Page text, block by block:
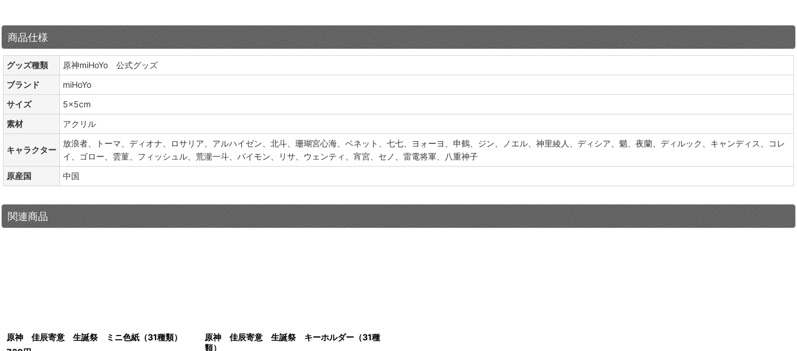
商品仕様
グッズ種類
原神miHoYo 公式グッズ
ブランド
miHoYo
サイズ
5×5cm
素材
アクリル
キャラクター
放浪者、トーマ、ディオナ、ロサリア、アルハイゼン、北斗、珊瑚宮心海、ベネット、七七、ヨォーヨ、申鶴、ジン、ノエル、神里綾人、ディシア、魈、夜蘭、ディルック、キャンディス、コレ
イ、ゴロー、雲菫、フィッシュル、荒瀧一斗、パイモン、リサ、ウェンティ、宵宮、セノ、雷電将軍、八重神子
原産国
中国
関連商品
原神 佳辰寄意 生誕祭 ミニ色紙（31種類）
原神 佳辰寄意 生誕祭 キーホルダー（31種
類）